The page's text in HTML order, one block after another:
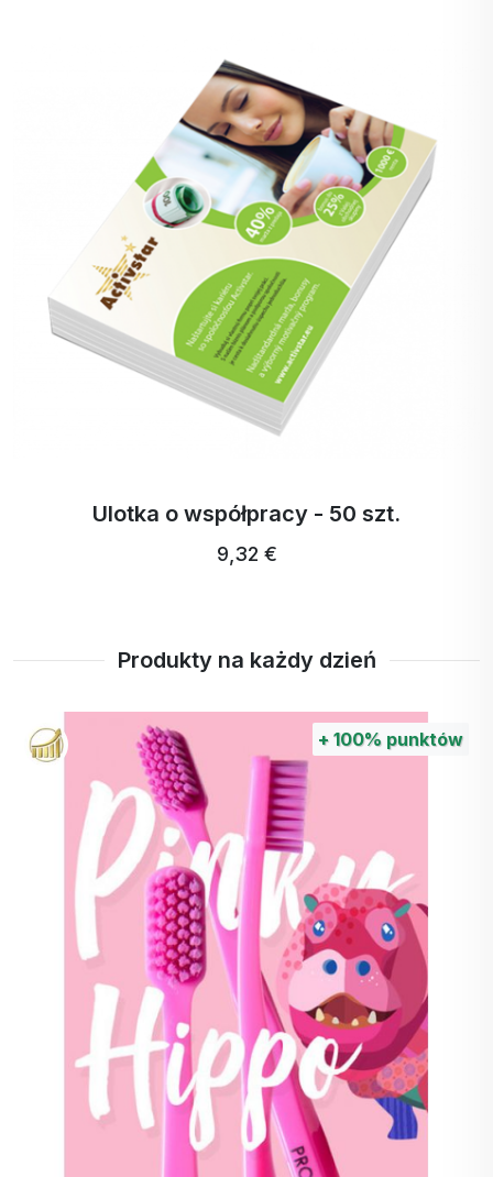
Ulotka o współpracy - 50 szt.
9,32 €
Produkty na każdy dzień
+ 100% punktów